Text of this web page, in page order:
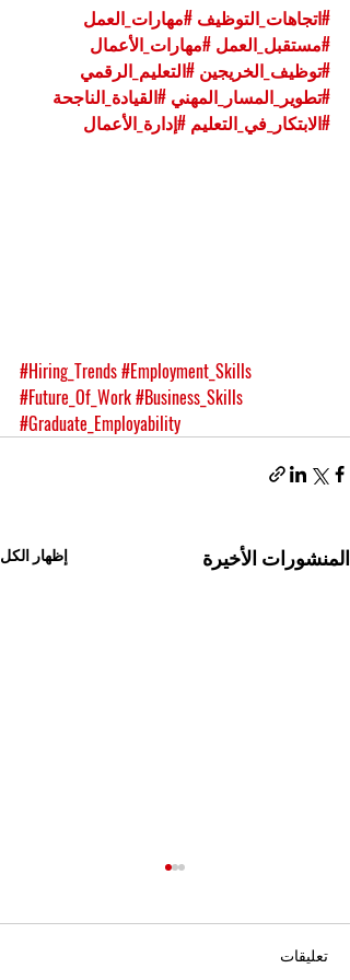
#اتجاهات_التوظيف #مهارات_العمل
#مستقبل_العمل #مهارات_الأعمال
#توظيف_الخريجين #التعليم_الرقمي
#تطوير_المسار_المهني #القيادة_الناجحة
#الابتكار_في_التعليم #إدارة_الأعمال
#Hiring_Trends#Employment_Skills
#Future_Of_Work#Business_Skills
#Graduate_Employability
المنشورات الأخيرة إظهار الكل
تعليقات